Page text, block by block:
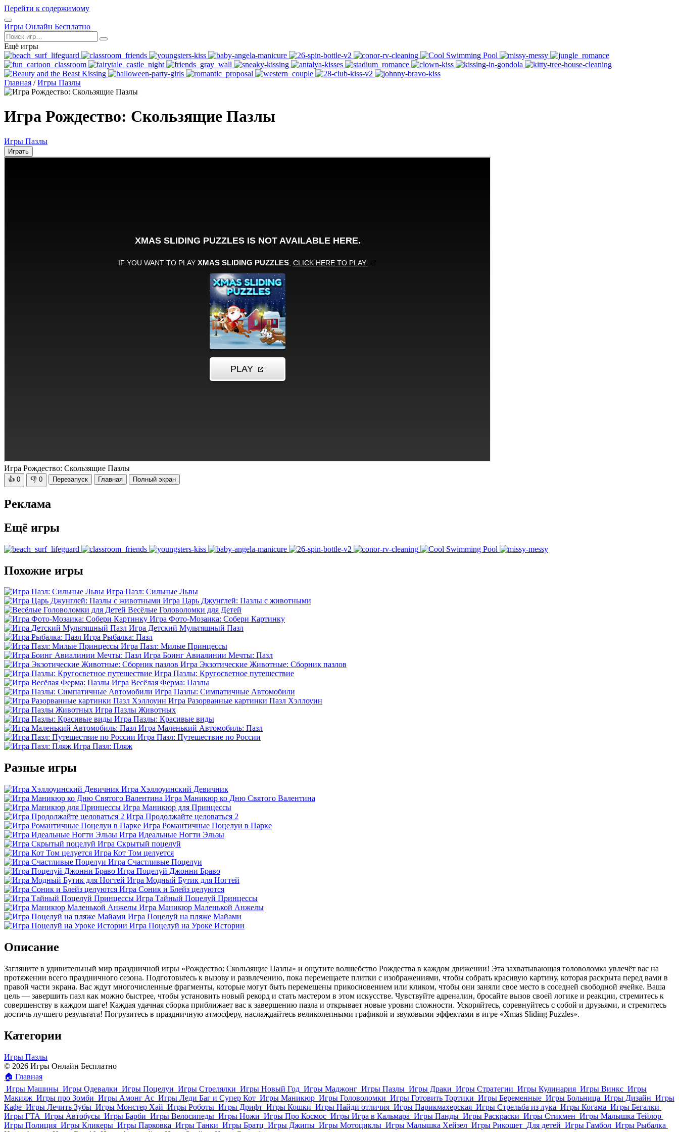
Перейти к содержимому
Открыть
меню
Игры Онлайн Бесплатно
Поиск
Ещё игры
Главная / Игры Пазлы
Игра Рождество: Скользящие Пазлы
Игры Пазлы
Играть
Игра Рождество: Скользящие Пазлы
👍 0 👎 0 Перезапуск Главная Полный экран
Реклама
Ещё игры
Похожие игры
Игра Пазл: Сильные Львы
Игра Царь Джунглей: Пазлы с животными
Весёлые Головоломки для Детей
Игра Фото-Мозаика: Собери Картинку
Игра Детский Мультяшный Пазл
Игра Рыбалка: Пазл
Игра Пазл: Милые Принцессы
Игра Боинг Авиалинии Мечты: Пазл
Игра Экзотические Животные: Сборник пазлов
Игра Пазлы: Кругосветное путешествие
Игра Весёлая Ферма: Пазлы
Игра Пазлы: Симпатичные Автомобили
Игра Разорванные картинки Пазл Хэллоуин
Игра Пазлы Животных
Игра Пазлы: Красивые виды
Игра Маленький Автомобиль: Пазл
Игра Пазл: Путешествие по России
Игра Пазл: Пляж
Разные игры
Игра Хэллоуинский Девичник
Игра Маникюр ко Дню Святого Валентина
Игра Маникюр для Принцессы
Игра Продолжайте целоваться 2
Игра Романтичные Поцелуи в Парке
Игра Идеальные Ногти Эльзы
Игра Скрытый поцелуй
Игра Кот Том целуется
Игра Счастливые Поцелуи
Игра Поцелуй Джонни Браво
Игра Модный Бутик для Ногтей
Игра Соник и Блейз целуются
Игра Тайный Поцелуй Принцессы
Игра Маникюр Маленькой Анжелы
Игра Поцелуй на пляже Майами
Игра Поцелуй на Уроке Истории
Описание
Загляните в удивительный мир праздничной игры «Рождество: Скользящие Пазлы» и ощутите волшебство Рождества в каждом движении! Эта захватывающая головоломка увлечёт вас на
протяжении всего праздничного сезона. Подготовьтесь к вызову и развлечению, пока перемещаете плитки с изображениями, чтобы собрать красивую картину, которая раскрыта перед вами в
правой части экрана. Вас ждут многочисленные фрагменты, которые могут быть перемещены прикосновением или кликом, чтобы они заняли свое место в соседней свободной ячейке. Ваша
цель — завершить пазл как можно быстрее, чтобы установить новый рекорд и стать мастером в этом искусстве. Чувствуйте адреналин, бросайте вызов своей логике и реакции, стремитесь к
совершенству в каждом шаге! Каждая удачная сборка приближает вас к завершению пазла и открывает новые уровни сложности. Ускоряйтесь, соревнуйтесь с собой и друзьями, и стремитесь
достичь лучшего результата! Погрузитесь в праздничную атмосферу, наслаждайтесь великолепными графикой и звуковыми эффектами в игре «Xmas Sliding Puzzles».
Категории
Игры Пазлы
© 2026 Игры Онлайн Бесплатно
🏠 Главная
Игры Машины Игры Одевалки Игры Поцелуи Игры Стрелялки Игры Новый Год Игры Маджонг Игры Пазлы Игры Драки Игры Стратегии Игры Кулинария Игры Винкс Игры
Макияж Игры про Зомби Игры Амонг Ас Игры Леди Баг и Супер Кот Игры Маникюр Игры Головоломки Игры Готовить Тортики Игры Беременные Игры Больница Игры Дизайн Игры
Кафе Игры Лечить Зубы Игры Монстер Хай Игры Роботы Игры Дрифт Игры Кошки Игры Найди отличия Игры Парикмахерская Игры Стрельба из лука Игры Когама Игры Бегалки
Игры ГТА Игры Автобусы Игры Барби Игры Велосипеды Игры Ножи Игры Про Космос Игры Игра в Кальмара Игры Панды Игры Раскраски Игры Стикмен Игры Малышка Тейлор
Игры Полиция Игры Кликеры Игры Парковка Игры Танки Игры Братц Игры Джипы Игры Мотоциклы Игры Малышка Хейзел Игры Рикошет Для детей Игры Гамбол Игры Рыбалка